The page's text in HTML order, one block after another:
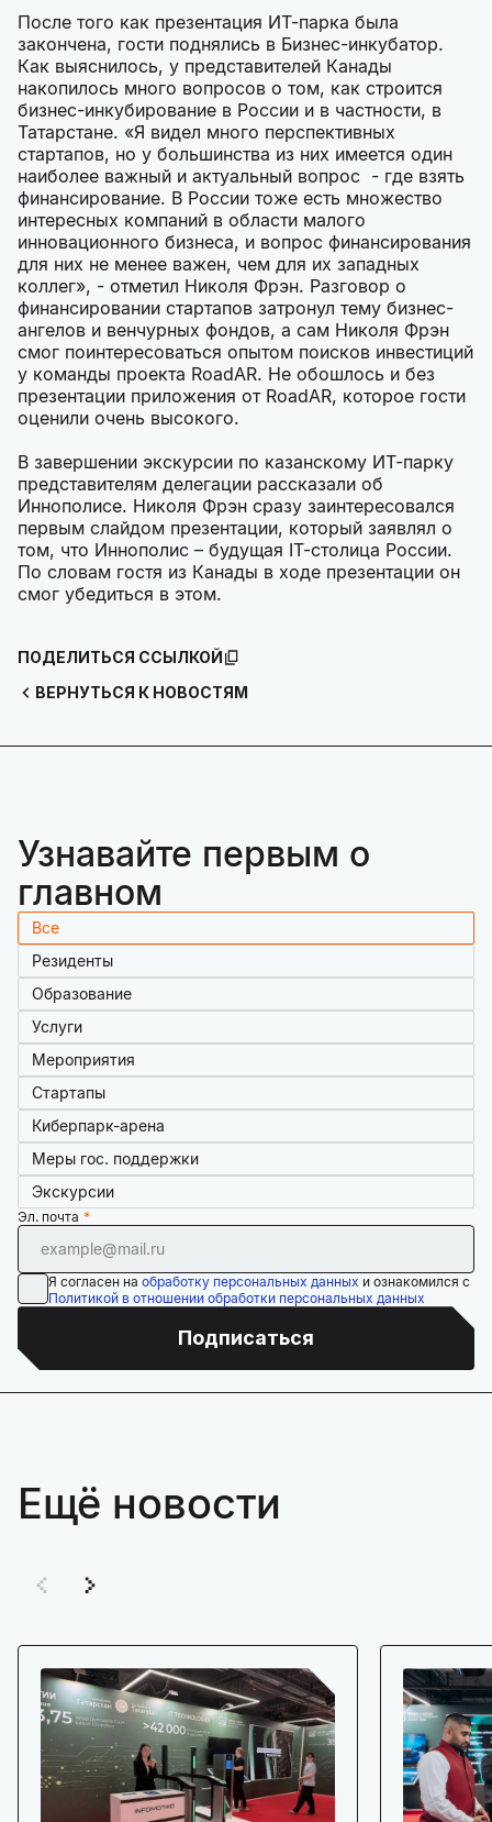
После того как презентация ИТ-парка была
закончена, гости поднялись в Бизнес-инкубатор.
Как выяснилось, у представителей Канады
накопилось много вопросов о том, как строится
бизнес-инкубирование в России и в частности, в
Татарстане. «Я видел много перспективных
стартапов, но у большинства из них имеется один
наиболее важный и актуальный вопрос - где взять
финансирование. В России тоже есть множество
интересных компаний в области малого
инновационного бизнеса, и вопрос финансирования
для них не менее важен, чем для их западных
коллег», - отметил Николя Фрэн. Разговор о
финансировании стартапов затронул тему бизнес-
ангелов и венчурных фондов, а сам Николя Фрэн
смог поинтересоваться опытом поисков инвестиций
у команды проекта RoadAR. Не обошлось и без
презентации приложения от RoadAR, которое гости
оценили очень высокого.
В завершении экскурсии по казанскому ИТ-парку
представителям делегации рассказали об
Иннополисе. Николя Фрэн сразу заинтересовался
первым слайдом презентации, который заявлял о
том, что Иннополис – будущая IT-столица России.
По словам гостя из Канады в ходе презентации он
смог убедиться в этом.
ВЕРНУТЬСЯ К НОВОСТЯМ
ПОДЕЛИТЬСЯ ССЫЛКОЙ
Узнавайте первым о
главном
Все
Резиденты
Образование
Услуги
Мероприятия
Стартапы
Киберпарк-арена
Меры гос. поддержки
Экскурсии
Эл. почта
Я согласен на обработку персональных данных и ознакомился с
Политикой в отношении обработки персональных данных
Подписаться
Ещё новости